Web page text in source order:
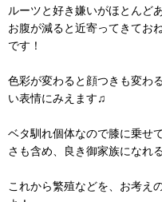
ルーツと好き嫌いがほとんど
お腹が減ると近寄ってきてお
です！
色彩が変わると顔つきも変わ
い表情にみえます♫
ベタ馴れ個体なので膝に乗せ
さも含め、良き御家族になれ
これから繁殖などを、お考え